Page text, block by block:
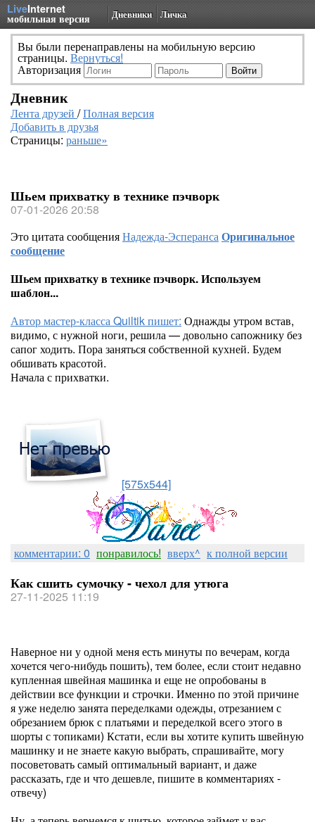
LiveInternet
мобильная версия Дневники Личка
Вы были перенаправлены на мобильную версию
страницы. Вернуться!
Авторизация
Дневник
Лента друзей /Полная версия
Добавить в друзья
Страницы: раньше»
Шьем прихватку в технике пэчворк
07-01-2026 20:58
Это цитата сообщенияНадежда-ЭсперансаОригинальное
сообщение
Шьем прихватку в технике пэчворк. Используем
шаблон...
Автор мастер-класса Quiltik пишет: Однажды утром встав,
видимо, с нужной ноги, решила — довольно сапожнику без
сапог ходить. Пора заняться собственной кухней. Будем
обшивать красотой.
Начала с прихватки.
[575x544]
комментарии: 0 понравилось! вверх^ к полной версии
Как сшить сумочку - чехол для утюга
27-11-2025 11:19
Наверное ни у одной меня есть минуты по вечерам, когда
хочется чего-нибудь пошить), тем более, если стоит недавно
купленная швейная машинка и еще не опробованы в
действии все функции и строчки. Именно по этой причине
я уже неделю занята переделками одежды, отрезанием с
обрезанием брюк с платьями и переделкой всего этого в
шорты с топиками) Кстати, если вы хотите купить швейную
машинку и не знаете какую выбрать, спрашивайте, могу
посоветовать самый оптимальный вариант, и даже
рассказать, где и что дешевле, пишите в комментариях -
отвечу)